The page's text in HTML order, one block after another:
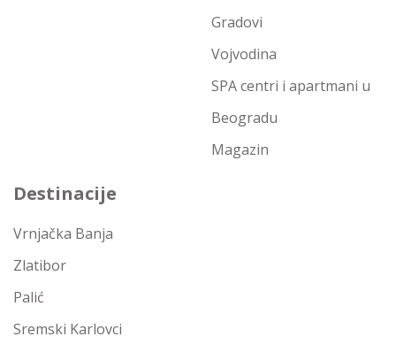
Gradovi
Vojvodina
SPA centri i apartmani u
Beogradu
Magazin
Destinacije
Vrnjačka Banja
Zlatibor
Palić
Sremski Karlovci